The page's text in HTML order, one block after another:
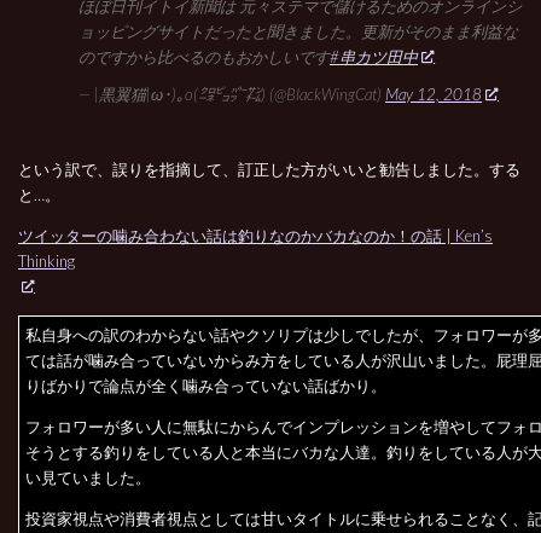
ほぼ日刊イトイ新聞は 元々ステマで儲けるためのオンラインシ
ョッピングサイトだったと聞きました。更新がそのまま利益な
のですから比べるのもおかしいです#串カツ田中
— |黒翼猫|ω･)｡o(㌛㌰㌬㌠) (@BlackWingCat) May 12, 2018
という訳で、誤りを指摘して、訂正した方がいいと勧告しました。する
と…。
ツイッターの噛み合わない話は釣りなのかバカなのか！の話 | Ken’s
Thinking
私自身への訳のわからない話やクソリプは少しでしたが、フォロワーが
ては話が噛み合っていないからみ方をしている人が沢山いました。屁理
りばかりで論点が全く噛み合っていない話ばかり。
フォロワーが多い人に無駄にからんでインプレッションを増やしてフォ
そうとする釣りをしている人と本当にバカな人達。釣りをしている人が
い見ていました。
投資家視点や消費者視点としては甘いタイトルに乗せられることなく、